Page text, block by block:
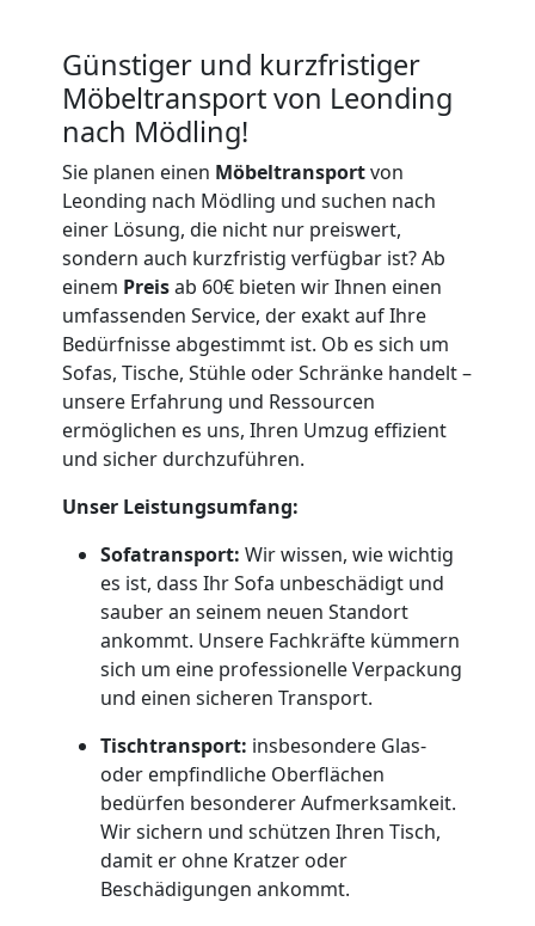
Günstiger und kurzfristiger
Möbeltransport von Leonding
nach Mödling!
Sie planen einen Möbeltransportvon
Leonding nach Mödling und suchen nach
einer Lösung, die nicht nur preiswert,
sondern auch kurzfristig verfügbar ist? Ab
einem Preisab 60€ bieten wir Ihnen einen
umfassenden Service, der exakt auf Ihre
Bedürfnisse abgestimmt ist. Ob es sich um
Sofas, Tische, Stühle oder Schränke handelt –
unsere Erfahrung und Ressourcen
ermöglichen es uns, Ihren Umzug effizient
und sicher durchzuführen.
Unser Leistungsumfang:
Sofatransport: Wir wissen, wie wichtig
es ist, dass Ihr Sofa unbeschädigt und
sauber an seinem neuen Standort
ankommt. Unsere Fachkräfte kümmern
sich um eine professionelle Verpackung
und einen sicheren Transport.
Tischtransport: insbesondere Glas-
oder empfindliche Oberflächen
bedürfen besonderer Aufmerksamkeit.
Wir sichern und schützen Ihren Tisch,
damit er ohne Kratzer oder
Beschädigungen ankommt.
Leonding
Kleiner
Umzug
Leonding
Küchenumzug
Leonding
Umzug
und
Lagerung
Leonding
Full-
Service-
Umzug